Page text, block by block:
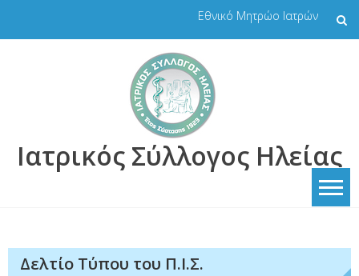
Εθνικό Μητρώο Ιατρών
Ιατρικός Σύλλογος Ηλείας
Δελτίο Τύπου του Π.Ι.Σ.